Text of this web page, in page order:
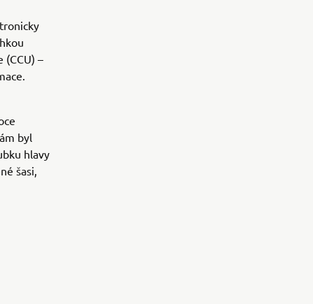
–
byl
hlavy
šasi,